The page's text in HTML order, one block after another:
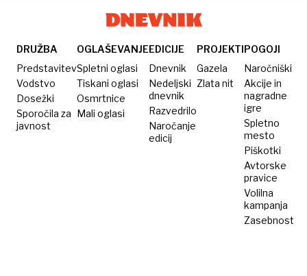
DRUŽBA
Predstavitev
Vodstvo
Dosežki
Sporočila za
javnost
OGLAŠEVANJE
Spletni oglasi
Tiskani oglasi
Osmrtnice
Mali oglasi
EDICIJE
Dnevnik
Nedeljski
dnevnik
Razvedrilo
Naročanje
edicij
PROJEKTI
Gazela
Zlata nit
POGOJI
Naročniški
Akcije in
nagradne
igre
Spletno
mesto
Piškotki
Avtorske
pravice
Volilna
kampanja
Zasebnost